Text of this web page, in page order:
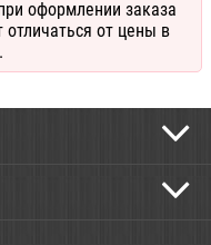
оформлении заказа
от цены в